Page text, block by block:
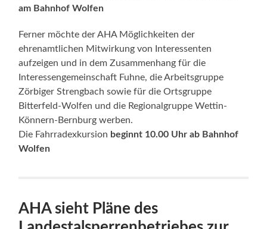
am Bahnhof Wolfen
Ferner möchte der AHA Möglichkeiten der
ehrenamtlichen Mitwirkung von Interessenten
aufzeigen und in dem Zusammenhang für die
Interessengemeinschaft Fuhne, die Arbeitsgruppe
Zörbiger Strengbach sowie für die Ortsgruppe
Bitterfeld-Wolfen und die Regionalgruppe Wettin-
Könnern-Bernburg werben.
Die Fahrradexkursion beginnt 10.00 Uhr ab Bahnhof
Wolfen
AHA sieht Pläne des